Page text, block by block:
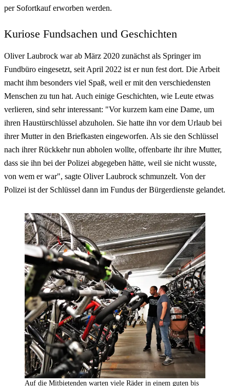
per Sofortkauf erworben werden.
Kuriose Fundsachen und Geschichten
Oliver Laubrock war ab März 2020 zunächst als Springer im
Fundbüro eingesetzt, seit April 2022 ist er nun fest dort. Die Arbeit
macht ihm besonders viel Spaß, weil er mit den verschiedensten
Menschen zu tun hat. Auch einige Geschichten, wie Leute etwas
verlieren, sind sehr interessant: "Vor kurzem kam eine Dame, um
ihren Haustürschlüssel abzuholen. Sie hatte ihn vor dem Urlaub bei
ihrer Mutter in den Briefkasten eingeworfen. Als sie den Schlüssel
nach ihrer Rückkehr nun abholen wollte, offenbarte ihr ihre Mutter,
dass sie ihn bei der Polizei abgegeben hätte, weil sie nicht wusste,
von wem er war", sagte Oliver Laubrock schmunzelt. Von der
Polizei ist der Schlüssel dann im Fundus der Bürgerdienste gelandet.
Auf die Mitbietenden warten viele Räder in einem guten bis